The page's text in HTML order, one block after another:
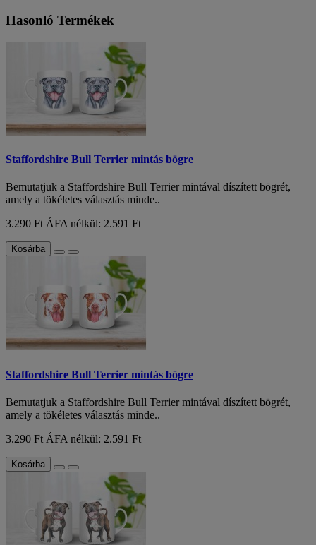
Hasonló Termékek
Staffordshire Bull Terrier mintás bögre
Bemutatjuk a Staffordshire Bull Terrier mintával díszített bögrét,
amely a tökéletes választás minde..
3.290 Ft ÁFA nélkül: 2.591 Ft
Kosárba
Staffordshire Bull Terrier mintás bögre
Bemutatjuk a Staffordshire Bull Terrier mintával díszített bögrét,
amely a tökéletes választás minde..
3.290 Ft ÁFA nélkül: 2.591 Ft
Kosárba